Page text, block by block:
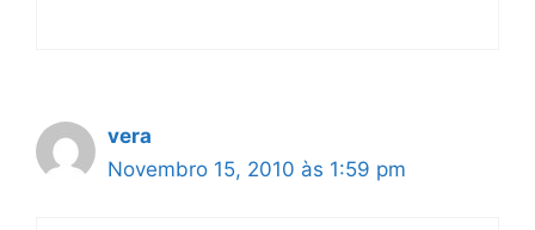
vera
Novembro 15, 2010 às 1:59 pm